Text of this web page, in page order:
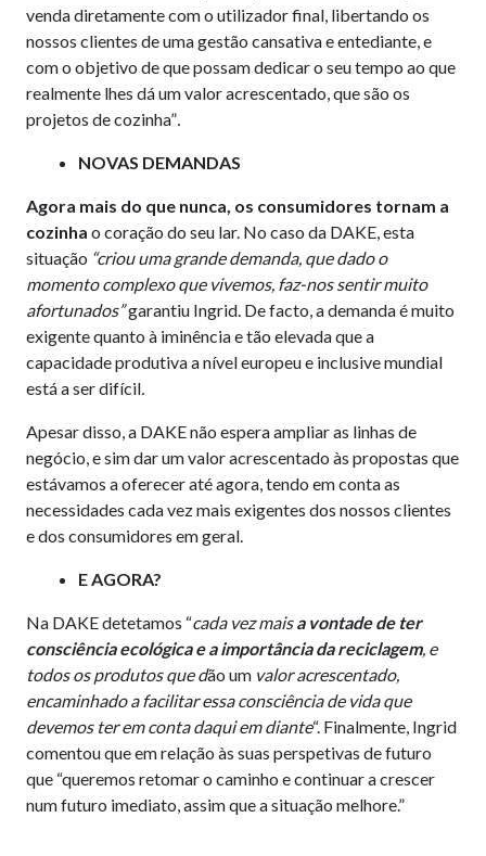
venda diretamente com o utilizador final, libertando os
nossos clientes de uma gestão cansativa e entediante, e
com o objetivo de que possam dedicar o seu tempo ao que
realmente lhes dá um valor acrescentado, que são os
projetos de cozinha”.
NOVAS DEMANDAS
Agora mais do que nunca, os consumidores tornam a
cozinha o coração do seu lar. No caso da DAKE, esta
situação “criou uma grande demanda, que dado o
momento complexo que vivemos, faz-nos sentir muito
afortunados”garantiu Ingrid. De facto, a demanda é muito
exigente quanto à iminência e tão elevada que a
capacidade produtiva a nível europeu e inclusive mundial
está a ser difícil.
Apesar disso, a DAKE não espera ampliar as linhas de
negócio, e sim dar um valor acrescentado às propostas que
estávamos a oferecer até agora, tendo em conta as
necessidades cada vez mais exigentes dos nossos clientes
e dos consumidores em geral.
E AGORA?
Na DAKE detetamos “cada vez maisa vontade de ter
consciência ecológica e a importância da reciclagem, e
todos os produtos que dão um valor acrescentado,
encaminhado a facilitar essa consciência de vida que
devemos ter em conta daqui em diante“. Finalmente, Ingrid
comentou que em relação às suas perspetivas de futuro
que “queremos retomar o caminho e continuar a crescer
num futuro imediato, assim que a situação melhore.”